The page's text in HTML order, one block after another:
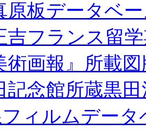
原板データベ
吉フランス留
術画報』所載
記念館所蔵黒
ィルムデータ